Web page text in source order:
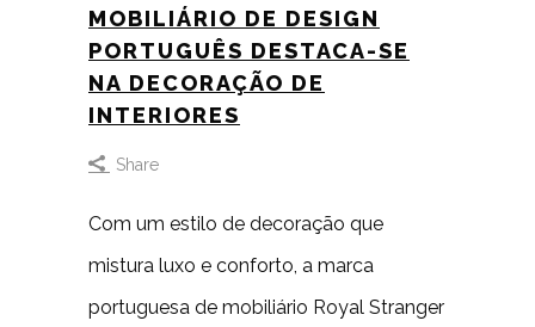
MOBILIÁRIO DE DESIGN
PORTUGUÊS DESTACA-SE
NA DECORAÇÃO DE
INTERIORES
Share
Com um estilo de decoração que
mistura luxo e conforto, a marca
portuguesa de mobiliário Royal Stranger